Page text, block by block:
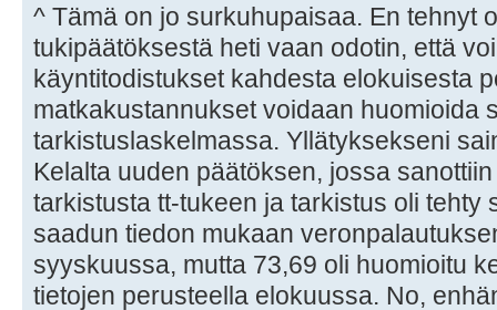
^ Tämä on jo surkuhupaisaa. En tehnyt
tukipäätöksestä heti vaan odotin, että
käyntitodistukset kahdesta elokuisesta
matkakustannukset voidaan huomioida
tarkistuslaskelmassa. Yllätyksekseni
Kelalta uuden päätöksen, jossa
tarkistusta tt-tukeen ja tarkistus oli tehty
saadun tiedon mukaan
syyskuussa, mutta 73,69 oli huomioitu
tietojen perusteella elokuussa. No,